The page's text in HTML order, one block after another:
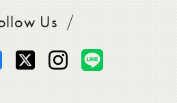
Us
SADAをフォロー
オ
オ
オ